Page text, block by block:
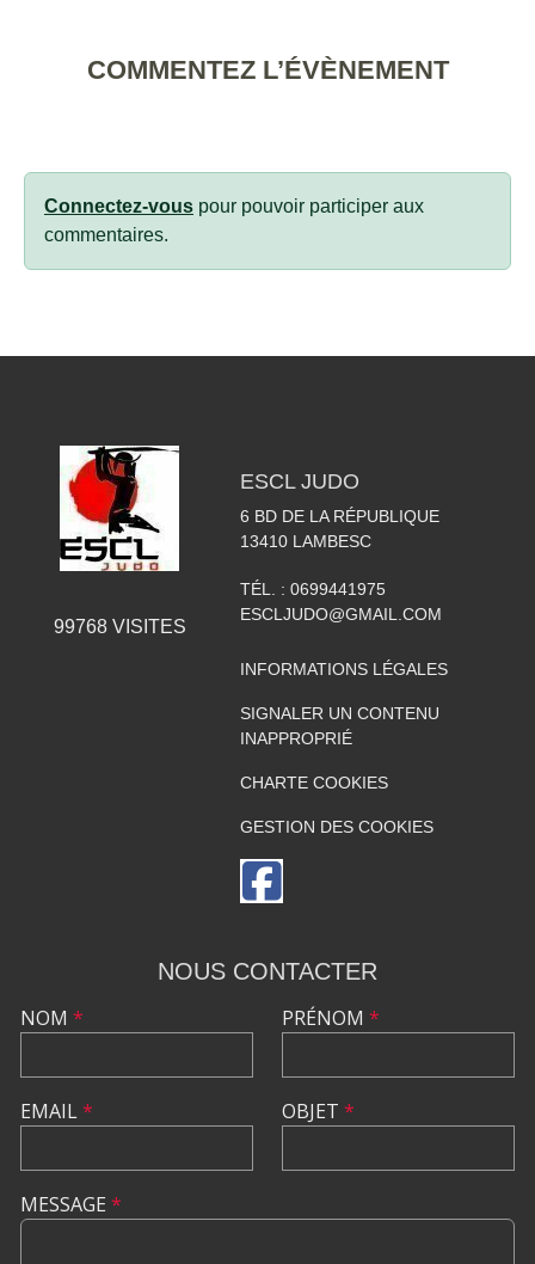
COMMENTEZ L’ÉVÈNEMENT
Connectez-vous pour pouvoir participer aux
commentaires.
99768VISITES
ESCL JUDO
6 BD DE LA RÉPUBLIQUE
13410 LAMBESC
TÉL. : 0699441975
ESCLJUDO@GMAIL.COM
INFORMATIONS LÉGALES
SIGNALER UN CONTENU
INAPPROPRIÉ
CHARTE COOKIES
GESTION DES COOKIES
NOUS CONTACTER
NOM *
EMAIL*
PRÉNOM *
OBJET *
MESSAGE *